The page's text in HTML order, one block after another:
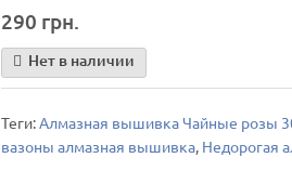
290 грн.
Нет в наличии
Теги: Алмазная вышивка Чайные розы
вазоны алмазная вышивка Недорогая